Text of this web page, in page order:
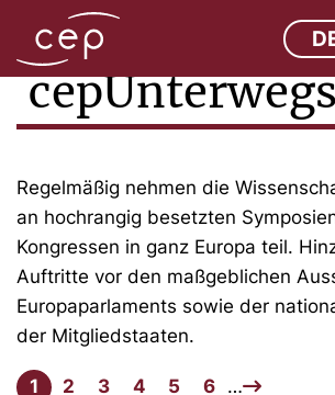
Regelmäßig nehmen die
an hochrangig besetzten
Kongressen in ganz Europa teil.
Auftritte vor den maßgeblichen
Europaparlaments sowie der
der Mitgliedstaaten.
1 2 3 4 5 6 …